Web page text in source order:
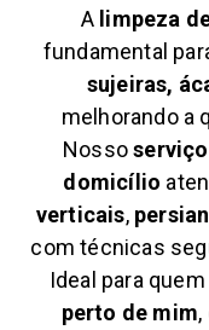
A limpeza
fundamental
sujeiras,
melhorando a
Nosso
domicílio
verticais,
com técnicas
Ideal para
perto de mim,